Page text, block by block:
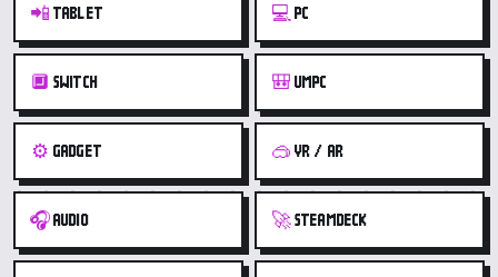
📲 TABLET 💻 PC
🔲 SWITCH 🎒 UMPC
⚙️ GADGET 🥽 VR / AR
🎧 AUDIO 🚀 STEAMDECK